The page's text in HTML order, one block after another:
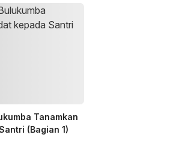
Tanamkan
(Bagian 1)